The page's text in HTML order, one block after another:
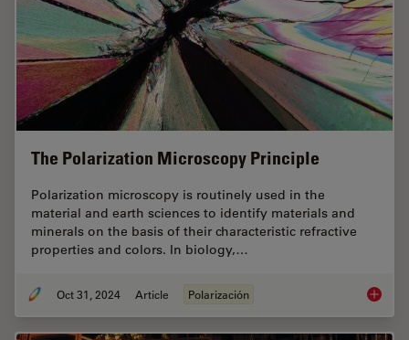
The Polarization Microscopy Principle
Polarization microscopy is routinely used in the
material and earth sciences to identify materials and
minerals on the basis of their characteristic refractive
properties and colors. In biology,…
Oct 31, 2024 Article Polarización The